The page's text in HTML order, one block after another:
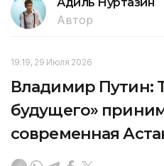
Автор
19:19, 29 Июля 2026
Владимир Путин:
будущего»
современная